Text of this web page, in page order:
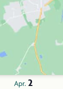
Apr. 2